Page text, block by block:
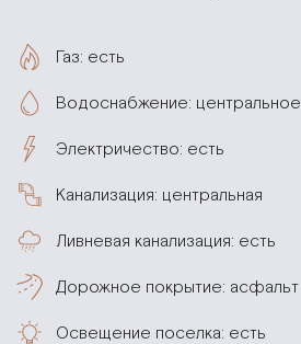
Газ: есть
Водоснабжение: центральное
Электричество: есть
Канализация: центральная
Ливневая канализация: есть
Дорожное покрытие: асфальт
Освещение поселка: есть